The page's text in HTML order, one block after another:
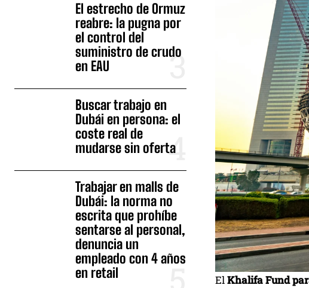
El estrecho de Ormuz
reabre: la pugna por
el control del
suministro de crudo
en EAU
Buscar trabajo en
Dubái en persona: el
coste real de
mudarse sin oferta
Trabajar en malls de
Dubái: la norma no
escrita que prohíbe
sentarse al personal,
denuncia un
empleado con 4 años
en retail
ElKhalifa Fund